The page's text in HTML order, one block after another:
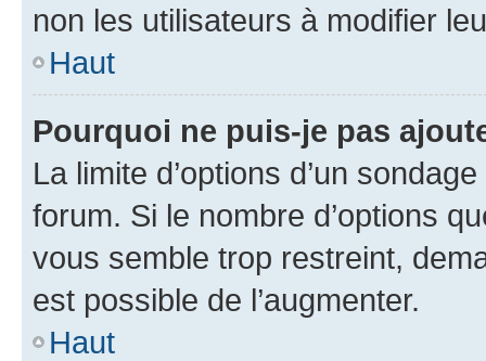
non les utilisateurs à modifier
Haut
Pourquoi ne puis-je pas
La limite d’options d’un
forum. Si le nombre d’options
vous semble trop restreint,
est possible de l’augmenter.
Haut